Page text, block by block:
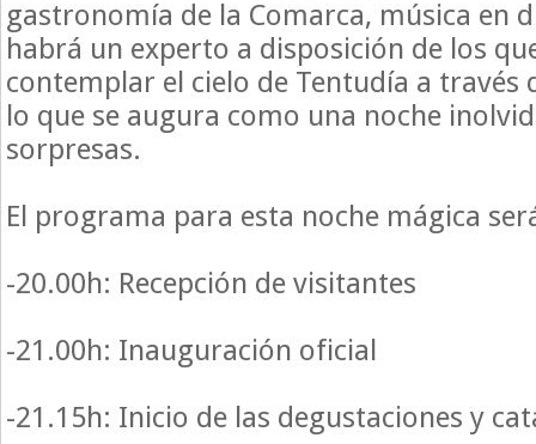
gastronomía de la Comarca, música en
habrá un experto a disposición de los
contemplar el cielo de Tentudía a través
lo que se augura como una noche
sorpresas.
El programa para esta noche mágica
-20.00h: Recepción de visitantes
-21.00h: Inauguración oficial
-21.15h: Inicio de las degustaciones y